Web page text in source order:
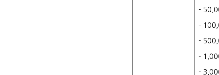
-
-
-
-
-